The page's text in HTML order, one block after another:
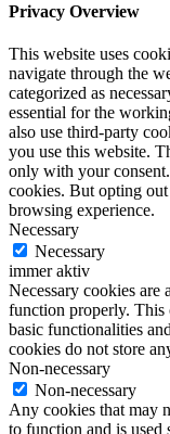
Privacy Overview
This website uses
navigate through the
categorized as
essential for the
also use third-party
you use this website.
only with your
cookies. But opting
browsing experience.
Necessary
Necessary
immer aktiv
Necessary cookies are
function properly. This
basic functionalities
cookies do not store
Non-necessary
Non-necessary
Any cookies that may
to function and is used